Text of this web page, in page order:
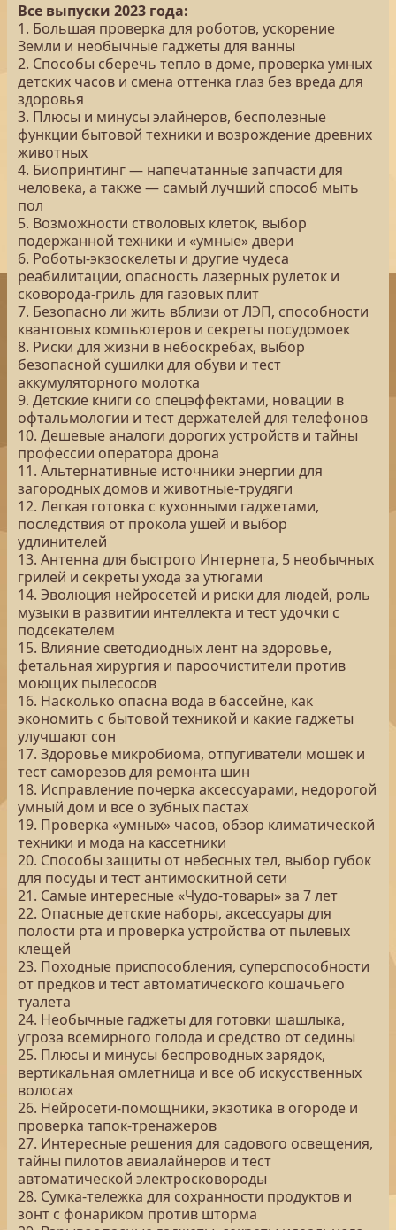
Все выпуски 2023 года:
1. Большая проверка для роботов, ускорение
Земли и необычные гаджеты для ванны
2. Способы сберечь тепло в доме, проверка умных
детских часов и смена оттенка глаз без вреда для
здоровья
3. Плюсы и минусы элайнеров, бесполезные
функции бытовой техники и возрождение древних
животных
4. Биопринтинг — напечатанные запчасти для
человека, а также — самый лучший способ мыть
пол
5. Возможности стволовых клеток, выбор
подержанной техники и «умные» двери
6. Роботы-экзоскелеты и другие чудеса
реабилитации, опасность лазерных рулеток и
сковорода-гриль для газовых плит
7. Безопасно ли жить вблизи от ЛЭП, способности
квантовых компьютеров и секреты посудомоек
8. Риски для жизни в небоскребах, выбор
безопасной сушилки для обуви и тест
аккумуляторного молотка
9. Детские книги со спецэффектами, новации в
офтальмологии и тест держателей для телефонов
10. Дешевые аналоги дорогих устройств и тайны
профессии оператора дрона
11. Альтернативные источники энергии для
загородных домов и животные-трудяги
12. Легкая готовка с кухонными гаджетами,
последствия от прокола ушей и выбор
удлинителей
13. Антенна для быстрого Интернета, 5 необычных
грилей и секреты ухода за утюгами
14. Эволюция нейросетей и риски для людей, роль
музыки в развитии интеллекта и тест удочки с
подсекателем
15. Влияние светодиодных лент на здоровье,
фетальная хирургия и пароочистители против
моющих пылесосов
16. Насколько опасна вода в бассейне, как
экономить с бытовой техникой и какие гаджеты
улучшают сон
17. Здоровье микробиома, отпугиватели мошек и
тест саморезов для ремонта шин
18. Исправление почерка аксессуарами, недорогой
умный дом и все о зубных пастах
19. Проверка «умных» часов, обзор климатической
техники и мода на кассетники
20. Способы защиты от небесных тел, выбор губок
для посуды и тест антимоскитной сети
21. Самые интересные «Чудо-товары» за 7 лет
22. Опасные детские наборы, аксессуары для
полости рта и проверка устройства от пылевых
клещей
23. Походные приспособления, суперспособности
от предков и тест автоматического кошачьего
туалета
24. Необычные гаджеты для готовки шашлыка,
угроза всемирного голода и средство от седины
25. Плюсы и минусы беспроводных зарядок,
вертикальная омлетница и все об искусственных
волосах
26. Нейросети-помощники, экзотика в огороде и
проверка тапок-тренажеров
27. Интересные решения для садового освещения,
тайны пилотов авиалайнеров и тест
автоматической электросковороды
28. Сумка-тележка для сохранности продуктов и
зонт с фонариком против шторма